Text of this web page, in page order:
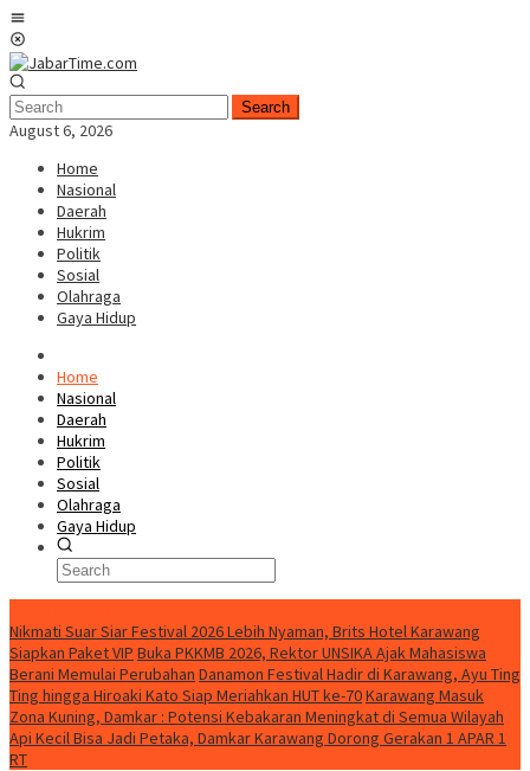
Skip
to
content
Search
August 6, 2026
Home
Nasional
Daerah
Hukrim
Politik
Sosial
Olahraga
Gaya Hidup
Home
Nasional
Daerah
Hukrim
Politik
Sosial
Olahraga
Gaya Hidup
Nikmati Suar Siar Festival 2026 Lebih Nyaman, Brits Hotel Karawang
Siapkan Paket VIP Buka PKKMB 2026, Rektor UNSIKA Ajak Mahasiswa
Berani Memulai Perubahan Danamon Festival Hadir di Karawang, Ayu Ting
Ting hingga Hiroaki Kato Siap Meriahkan HUT ke-70Karawang Masuk
Zona Kuning, Damkar : Potensi Kebakaran Meningkat di Semua Wilayah
Api Kecil Bisa Jadi Petaka, Damkar Karawang Dorong Gerakan 1 APAR 1
RT